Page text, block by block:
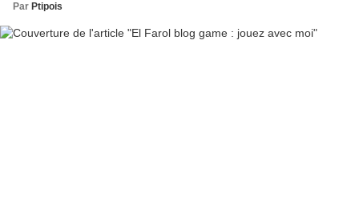
Par Ptipois